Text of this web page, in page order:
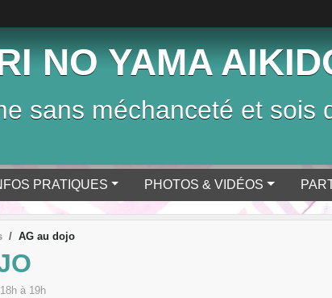
NO YAMA
sans méchanceté et sois
PRATIQUES PHOTOS & VIDÉOS
AG au dojo
à 19h